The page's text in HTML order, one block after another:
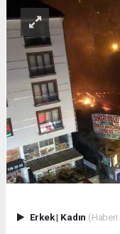
Erkek| Kadın (Haberi